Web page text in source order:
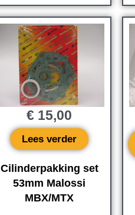
Cilinderpakking set
53mm Malossi
MBX/MTX
€ 15,00
Lees verder